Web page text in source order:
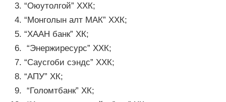
“Оюутолгой” ХХК;
“Монголын алт МАК” ХХК;
“ХААН банк” ХК;
“Энержиресурс” ХХК;
“Саусгоби сэндс” ХХК;
“АПУ” ХК;
“Голомтбанк” ХК;